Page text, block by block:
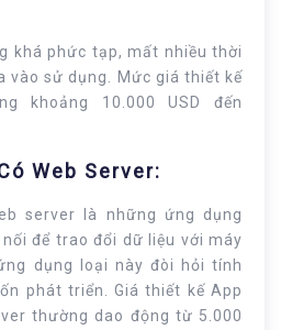
khá phức tạp, mất nhiều thời
vào sử dụng. Mức giá thiết kế
khoảng 10.000 USD đến
Web Server:
server là những ứng dụng
để trao đổi dữ liệu với máy
dụng loại này đòi hỏi tính
phát triển. Giá thiết kế App
thường dao động từ 5.000